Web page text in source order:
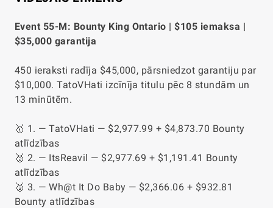
Event 55-M: Bounty King Ontario | $105 iemaksa |
$35,000 garantija
450 ieraksti radīja $45,000, pārsniedzot garantiju par
$10,000. TatoVHati izcīnīja titulu pēc 8 stundām un
13 minūtēm.
🥇 1. — TatoVHati — $2,977.99 + $4,873.70 Bounty
atlīdzības
🥈 2. — ItsReavil — $2,977.69 + $1,191.41 Bounty
atlīdzības
🥉 3. — Wh@t It Do Baby — $2,366.06 + $932.81
Bounty atlīdzības